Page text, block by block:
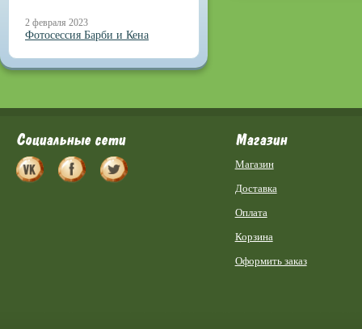
2 февраля 2023
Фотосессия Барби и Кена
Социальные сети Магазин
Магазин
Доставка
Оплата
Корзина
Оформить заказ